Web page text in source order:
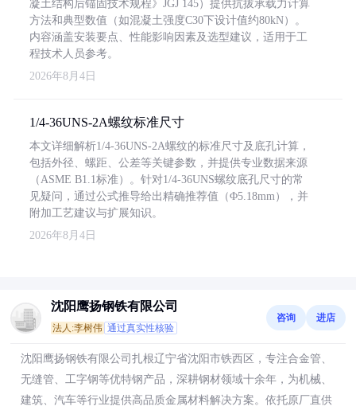
凝土结构后锚固技术规程》JGJ 145）提供抗拔承载力计算
方法和典型数值（如混凝土强度C30下设计值约80kN）。
内容涵盖安装要点、性能影响因素及选型建议，适用于工
程技术人员参考。
2026年8月4日
1/4-36UNS-2A螺纹标准尺寸
本文详细解析1/4-36UNS-2A螺纹的标准尺寸及底孔计算，
包括外径、螺距、公差等关键参数，并提供专业数据来源
（ASME B1.1标准）。针对1/4-36UNS螺纹底孔尺寸的常
见疑问，通过公式推导给出精确推荐值（Φ5.18mm），并
附加工艺建议与扩展知识。
2026年8月4日
沈阳鹰扬钢铁有限公司
法人:李树伟 通过真实性核验
咨询 进店
沈阳鹰扬钢铁有限公司扎根辽宁省沈阳市铁西区，专注合金管、
无缝管、工字钢等优特钢产品，深耕钢材领域十余年，为机械、
建筑、汽车等行业提供高品质金属材料解决方案。依托原厂直供